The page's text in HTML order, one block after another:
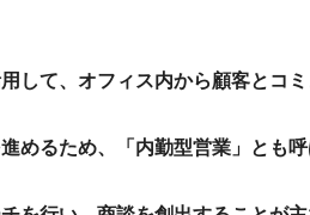
して、オフィス内から顧客とコ
めるため、「内勤型営業」とも呼